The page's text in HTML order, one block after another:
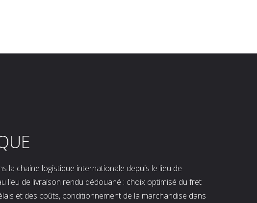
la chaine logistique internationale depuis le lieu de
lieu de livraison rendu dédouané : choix optimisé du fret
et des coûts, conditionnement de la marchandise dans